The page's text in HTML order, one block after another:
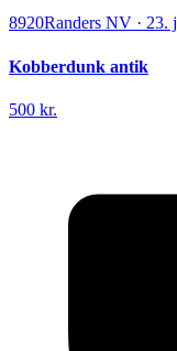
8920Randers NV · 23.
Kobberdunk antik
500 kr.